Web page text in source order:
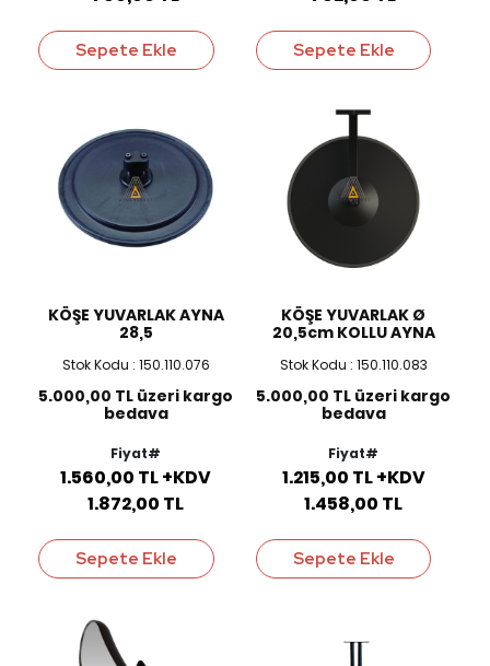
Sepete Ekle Sepete Ekle
KÖŞE YUVARLAK AYNA
28,5
Stok Kodu : 150.110.076
5.000,00 TL üzeri kargo
bedava
Fiyat#
1.560,00 TL +KDV
1.872,00 TL
Sepete Ekle
KÖŞE YUVARLAK Ø
20,5cm KOLLU AYNA
Stok Kodu : 150.110.083
5.000,00 TL üzeri kargo
bedava
Fiyat#
1.215,00 TL +KDV
1.458,00 TL
Sepete Ekle